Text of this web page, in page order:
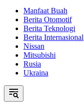
Manfaat Buah
Berita Otomotif
Berita Teknologi
Berita Internasional
Nissan
Mitsubishi
Rusia
Ukraina